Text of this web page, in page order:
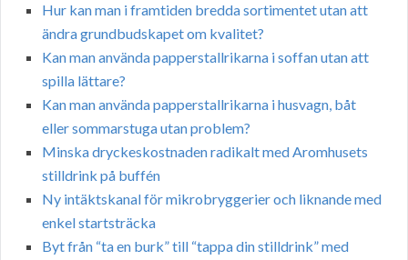
Hur kan man i framtiden bredda sortimentet utan att
ändra grundbudskapet om kvalitet?
Kan man använda papperstallrikarna i soffan utan att
spilla lättare?
Kan man använda papperstallrikarna i husvagn, båt
eller sommarstuga utan problem?
Minska dryckeskostnaden radikalt med Aromhusets
stilldrink på buffén
Ny intäktskanal för mikrobryggerier och liknande med
enkel startsträcka
Byt från “ta en burk” till “tappa din stilldrink” med